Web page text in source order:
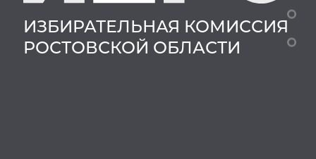
ИЗБИРАТЕЛЬНАЯ КОМИССИЯ
РОСТОВСКОЙ ОБЛАСТИ